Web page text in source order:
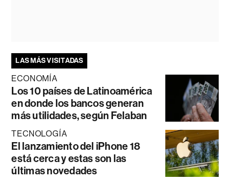
LAS MÁS VISITADAS
ECONOMÍA
Los 10 países de Latinoamérica
en donde los bancos generan
más utilidades, según Felaban
TECNOLOGÍA
El lanzamiento del iPhone 18
está cerca y estas son las
últimas novedades